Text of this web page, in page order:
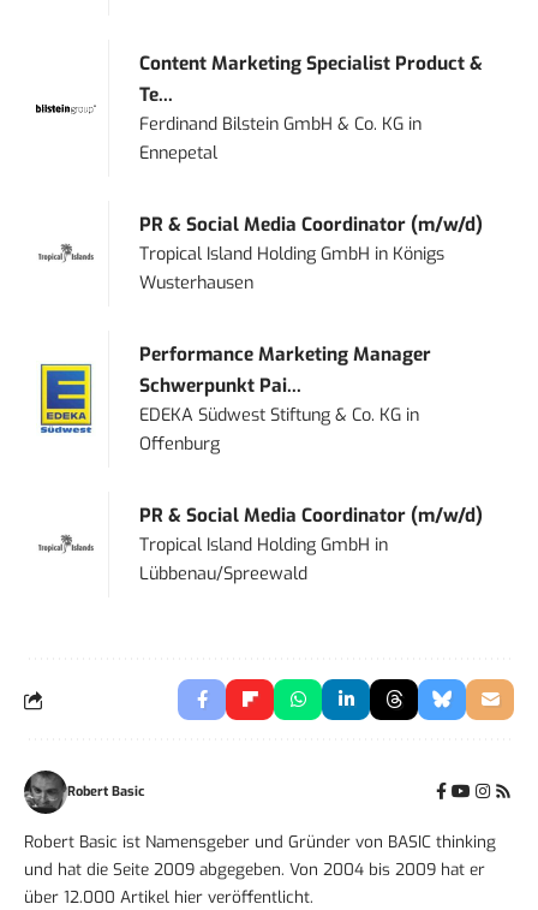
Content Marketing Specialist Product &
Te...
Ferdinand Bilstein GmbH & Co. KG in
Ennepetal
PR & Social Media Coordinator (m/w/d)
Tropical Island Holding GmbH in Königs
Wusterhausen
Performance Marketing Manager
Schwerpunkt Pai...
EDEKA Südwest Stiftung & Co. KG in
Offenburg
PR & Social Media Coordinator (m/w/d)
Tropical Island Holding GmbH in
Lübbenau/Spreewald
Robert Basic
Robert Basic ist Namensgeber und Gründer von BASIC thinking
und hat die Seite 2009 abgegeben. Von 2004 bis 2009 hat er
über 12.000 Artikel hier veröffentlicht.